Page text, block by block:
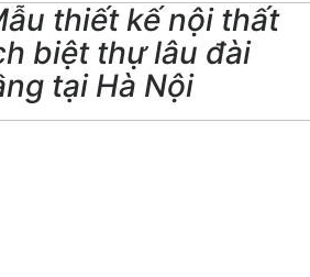
thiết kế nội thất
biệt thự lâu đài
tại Hà Nội